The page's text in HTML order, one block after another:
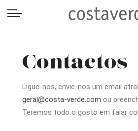
Contactos
Ligue-nos, envie-nos um email
geral@costa-verde.com ou
Teremos todo o gosto em falar